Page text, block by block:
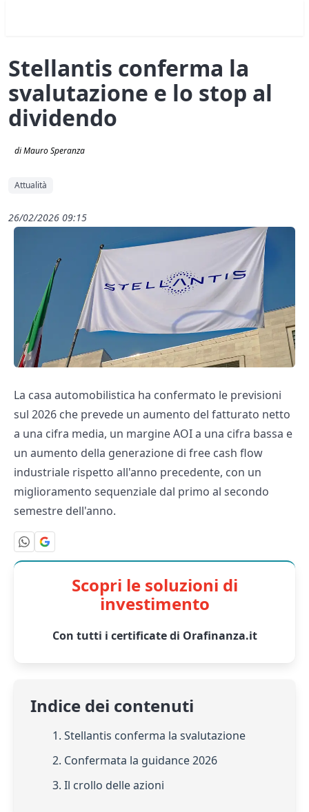
Stellantis conferma la
svalutazione e lo stop al
dividendo
di Mauro Speranza
Attualità
26/02/2026 09:15
La casa automobilistica ha confermato le previsioni
sul 2026 che prevede un aumento del fatturato netto
a una cifra media, un margine AOI a una cifra bassa e
un aumento della generazione di free cash flow
industriale rispetto all'anno precedente, con un
miglioramento sequenziale dal primo al secondo
semestre dell'anno.
Scopri le soluzioni di
investimento
Con tutti i certificate di Orafinanza.it
Indice dei contenuti
1. Stellantis conferma la svalutazione
2. Confermata la guidance 2026
3. Il crollo delle azioni